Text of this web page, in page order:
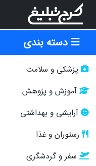
دسته بندی
پزشکی و سلامت
آموزش و پژوهش
آرایشی و بهداشتی
رستوران و غذا
سفر و گردشگری